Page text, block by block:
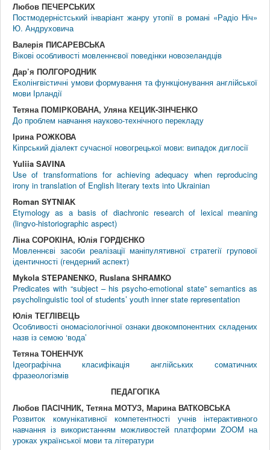
Любов ПЕЧЕРСЬКИХ
Постмодерністський інваріант жанру утопії в романі «Радіо Ніч»
Ю. Андруховича
Валерія ПИСАРЕВСЬКА
Вікові особливості мовленнєвої поведінки новозеландців
Дар’я ПОЛГОРОДНИК
Еколінгвістичні умови формування та функціонування англійської
мови Ірландії
Тетяна ПОМІРКОВАНА, Уляна КЕЦИК-ЗІНЧЕНКО
До проблем навчання науково-технічного перекладу
Ірина РОЖКОВА
Кіпрський діалект сучасної новогрецької мови: випадок диглосії
Yuliia SAVINA
Use of transformations for achieving adequacy when reproducing
irony in translation of English literary texts into Ukrainian
Roman SYTNIAK
Etymology as a basis of diachronic research of lexical meaning
(lingvo-historiographic aspect)
Ліна СОРОКІНА, Юлія ГОРДІЄНКО
Мовленнєві засоби реалізації маніпулятивної стратегії групової
ідентичності (гендерний аспект)
Mykola STEPANENKO, Ruslana SHRAMKO
Predicates with “subject – his psycho-emotional state” semantics as
psycholinguistic tool of students’ youth inner state representation
Юлія ТЕГЛІВЕЦЬ
Особливості ономасіологічної ознаки двокомпонентних складених
назв із семою ‘вода’
Тетяна ТОНЕНЧУК
Ідеографічна класифікація англійських соматичних
фразеологізмів
ПЕДАГОГIКА
Любов ПАСІЧНИК, Тетяна МОТУЗ, Марина ВАТКОВСЬКА
Розвиток комунікативної компетентності учнів інтерактивного
навчання із використанням можливостей платформи ZOOM на
уроках української мови та літератури